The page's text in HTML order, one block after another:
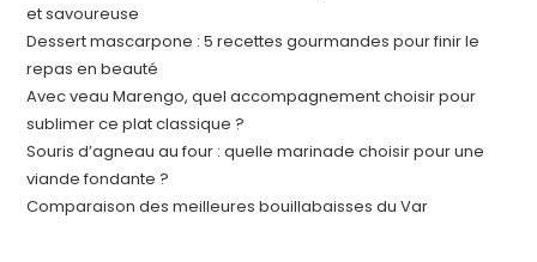
et savoureuse
Dessert mascarpone : 5 recettes gourmandes pour finir le
repas en beauté
Avec veau Marengo, quel accompagnement choisir pour
sublimer ce plat classique ?
Souris d’agneau au four : quelle marinade choisir pour une
viande fondante ?
Comparaison des meilleures bouillabaisses du Var